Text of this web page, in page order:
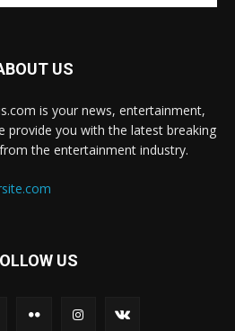
US
is your news, entertainment,
provide you with the latest breaking
the entertainment industry.
US